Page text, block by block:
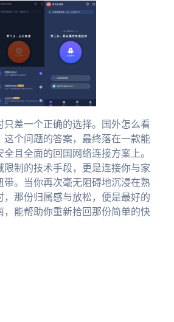
只差一个正确的选择。国外怎么看
这个问题的答案，最终落在一款能
且全面的回国网络连接方案上。
限制的技术手段，更是连接你与家
带。当你再次毫无阻碍地沉浸在熟
，那份归属感与放松，便是最好的
，能帮助你重新拾回那份简单的快